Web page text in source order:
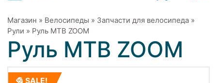
Магазин » Велосипеды » Запчасти для велосипеда »
Рули » Руль МТВ ZOOM
Руль МТВ ZOOM
SALE!